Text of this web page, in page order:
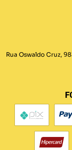
Rua Oswaldo Cruz,